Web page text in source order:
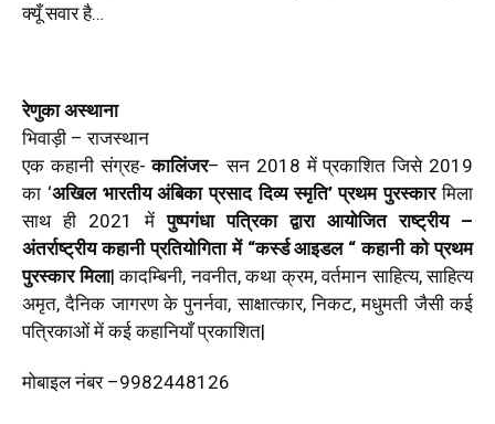
क्यूँ सवार है…
रेणुका अस्थाना
भिवाड़ी – राजस्थान
एक कहानी संग्रह-कालिंजर– सन 2018 में प्रकाशित जिसे 2019
का ‘अखिल भारतीय अंबिका प्रसाद दिव्य स्मृति’ प्रथम पुरस्कारमिला
साथ ही 2021 मेंपुष्पगंधा पत्रिका द्वारा आयोजित राष्ट्रीय –
अंतर्राष्ट्रीय कहानी प्रतियोगिता में “कर्स्ड आइडल “ कहानी को प्रथम
पुरस्कार मिला|कादम्बिनी, नवनीत, कथा क्रम, वर्तमान साहित्य, साहित्य
अमृत, दैनिक जागरण के पुनर्नवा, साक्षात्कार, निकट, मधुमती जैसी कई
पत्रिकाओं में कई कहानियाँ प्रकाशित|
मोबाइल नंबर –9982448126